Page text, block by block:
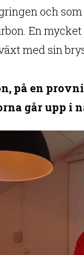
och
En
med sin
på en
går upp i